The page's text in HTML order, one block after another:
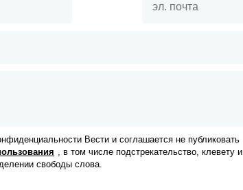
Вести и соглашается не публиковать
, в том числе подстрекательство, клевету и
свободы слова.